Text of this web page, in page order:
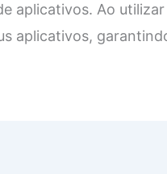
aplicativos. Ao
aplicativos,